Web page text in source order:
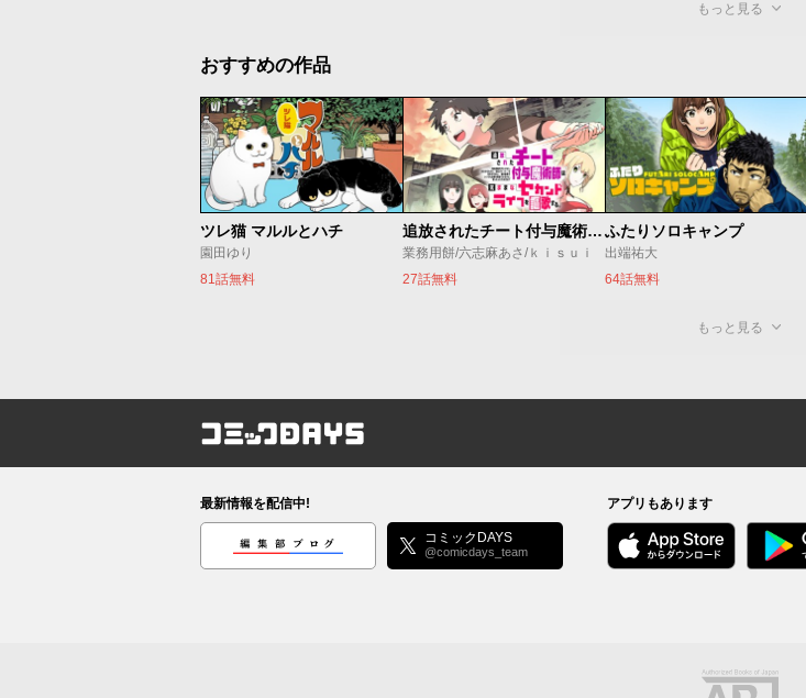
もっと見る
おすすめの作品
ツレ猫 マルルとハチ
園田ゆり
81話無料
追放されたチート付与魔術師は気ままなセカンドライフを謳歌する。 ～俺は武器だけじゃなく、あらゆるものに『強化ポイント』を付与できるし、俺の意思でいつでも効果を解除できるけど、残った人たち大丈夫？～
業務用餅/六志麻あさ/ｋｉｓｕｉ
27話無料
ふたりソロキャンプ
出端祐大
64話無料
もっと見る
コミックDAYS
最新情報を配信中!
編集部ブログ コミックDAYS
@comicdays_team
アプリもあります